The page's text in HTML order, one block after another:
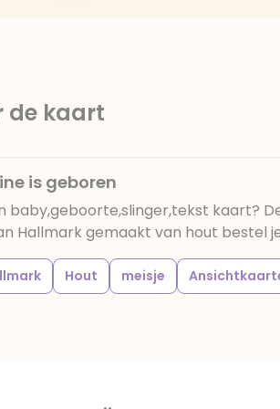
de kaart
is geboren
baby,geboorte,slinger,tekst kaart?
Hallmark gemaakt van hout bestel
Hout meisje